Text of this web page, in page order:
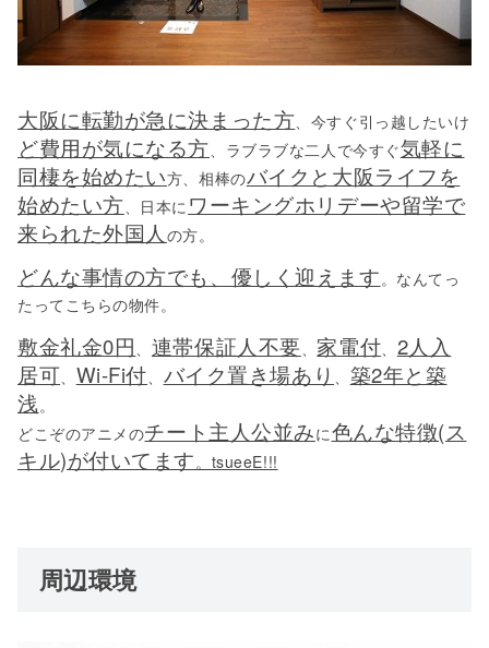
大阪に転勤が急に決まった方 、今すぐ引っ越したいけ
ど費用が気になる方 、ラブラブな二人で今すぐ気軽に
同棲を始めたい方、相棒のバイクと大阪ライフを
始めたい方 、日本に ワーキングホリデーや留学で
来られた外国人 の方。
どんな事情の方でも、優しく迎えます 。なんてっ
たってこちらの物件。
敷金礼金0円 連帯保証人不要 家電付 2人入
居可 Wi-Fi付 バイク置き場あり
築2年と築
浅 。
どこぞのアニメのチート主人公並みに色んな特徴(ス
キル)が付いてます 。tsueeE!!!
周辺環境